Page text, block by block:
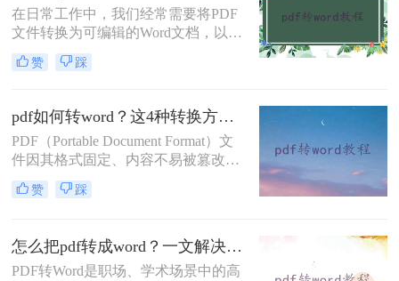
在日常工作中，我们经常需要将PDF
文件转换为可编辑的Word文档，以便
于修改、编辑和重新排版。然而，由
于PDF文件的特殊性质，直接转换可
题。那么怎么把pdf转成可编辑的word
呢？本文将详细介绍几种将PDF转换
为可编辑Word的方法。
赞 踩
pdf如何转word？这4种转换方法试试！
PDF（Portable Document Format）文
件因其格式固定、内容不易被篡改以
及跨平台兼容性等特性，在日常办公
和学习中得到了广泛应用。然而，在
编辑和修改。那么pdf如何转word呢？
本文将详细介绍四种将PDF转换为
赞 踩
怎么把pdf转成word？一文解决所有转换难题！
PDF转Word是职场、学术场景中的高